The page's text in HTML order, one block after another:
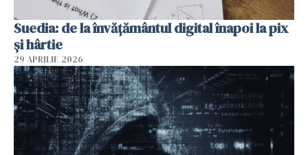
Suedia: de la învățământul digital înapoi la pix
și hârtie
29 APRILIE 2026